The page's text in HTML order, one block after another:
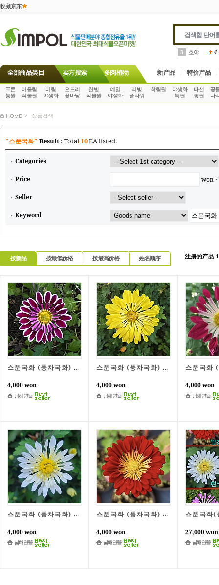
收藏京东
3 호야 4
全部商品类目 卖方搜索 多肉植物 新产品 特价产品
푸른
농원
어울림
식물원
미림
야생화
오드리
꽃마당
한빛
식물원
예일
야생화
리빙
플라워
학림원
야생화
녹원
다선
농원
꽃
나
> 상품검색
"스푼국화" Result : Total10EA listed.
Categories
Price won
Seller
Keyword
按新品 按最低价格 按最高价格 姓名顺序 注册的产品
스푼국화 (풍차국화) 피코티
4,000 won
남해연뜰
스푼국화 (풍차국화) 노랑
4,000 won
남해연뜰
4,000 won
남해연뜰
스푼국화 (풍차국화) 흰색
4,000 won
남해연뜰
스푼국화 (풍차국화) 빨강
4,000 won
남해연뜰
27,000 won
남해연뜰